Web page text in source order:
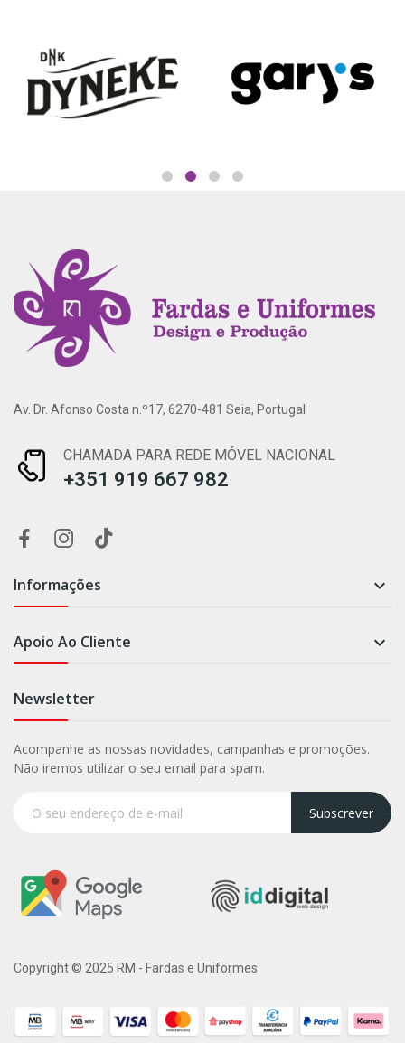
Av. Dr. Afonso Costa n.º17, 6270-481 Seia, Portugal
CHAMADA PARA REDE MÓVEL NACIONAL
+351 919 667 982
Informações 
Apoio Ao Cliente 
Newsletter
Acompanhe as nossas novidades, campanhas e promoções.
Não iremos utilizar o seu email para spam.
Subscrever
Copyright © 2025 RM - Fardas e Uniformes